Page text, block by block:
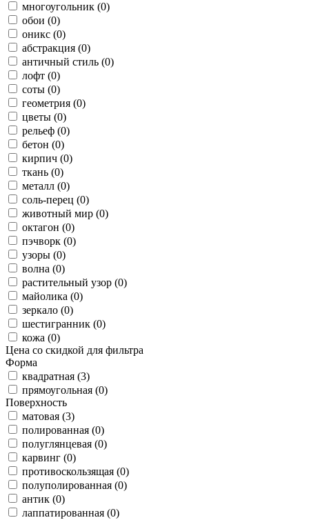
многоугольник (0)
обои (0)
оникс (0)
абстракция (0)
античный стиль (0)
лофт (0)
соты (0)
геометрия (0)
цветы (0)
рельеф (0)
бетон (0)
кирпич (0)
ткань (0)
металл (0)
соль-перец (0)
животный мир (0)
октагон (0)
пэчворк (0)
узоры (0)
волна (0)
растительный узор (0)
майолика (0)
зеркало (0)
шестигранник (0)
кожа (0)
Цена со скидкой для фильтра
Форма
квадратная (3)
прямоугольная (0)
Поверхность
матовая (3)
полированная (0)
полуглянцевая (0)
карвинг (0)
противоскользящая (0)
полуполированная (0)
антик (0)
лаппатированная (0)